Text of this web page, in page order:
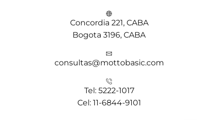
Concordia 221, CABA
Bogota 3196, CABA
consultas@mottobasic.com
Tel: 5222-1017
Cel: 11-6844-9101